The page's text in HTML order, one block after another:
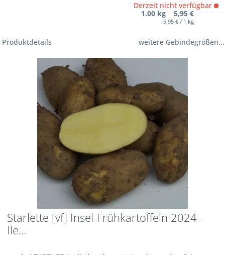
Derzeit nicht verfügbar
1.00 kg 5,95 €
5,95 € / 1 kg
Produktdetails weitere Gebindegrößen...
Starlette [vf] Insel-Frühkartoffeln 2024 -
Ile...